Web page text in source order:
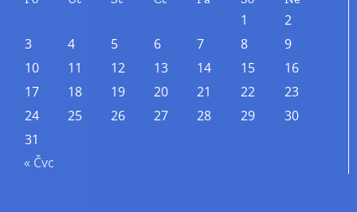
1
2
3
4 5 6 7 8
9
10
11 12 13 14 15
16
17
18 19 20 21 22
23
24
25 26 27 28 29
30
31
« Čvc